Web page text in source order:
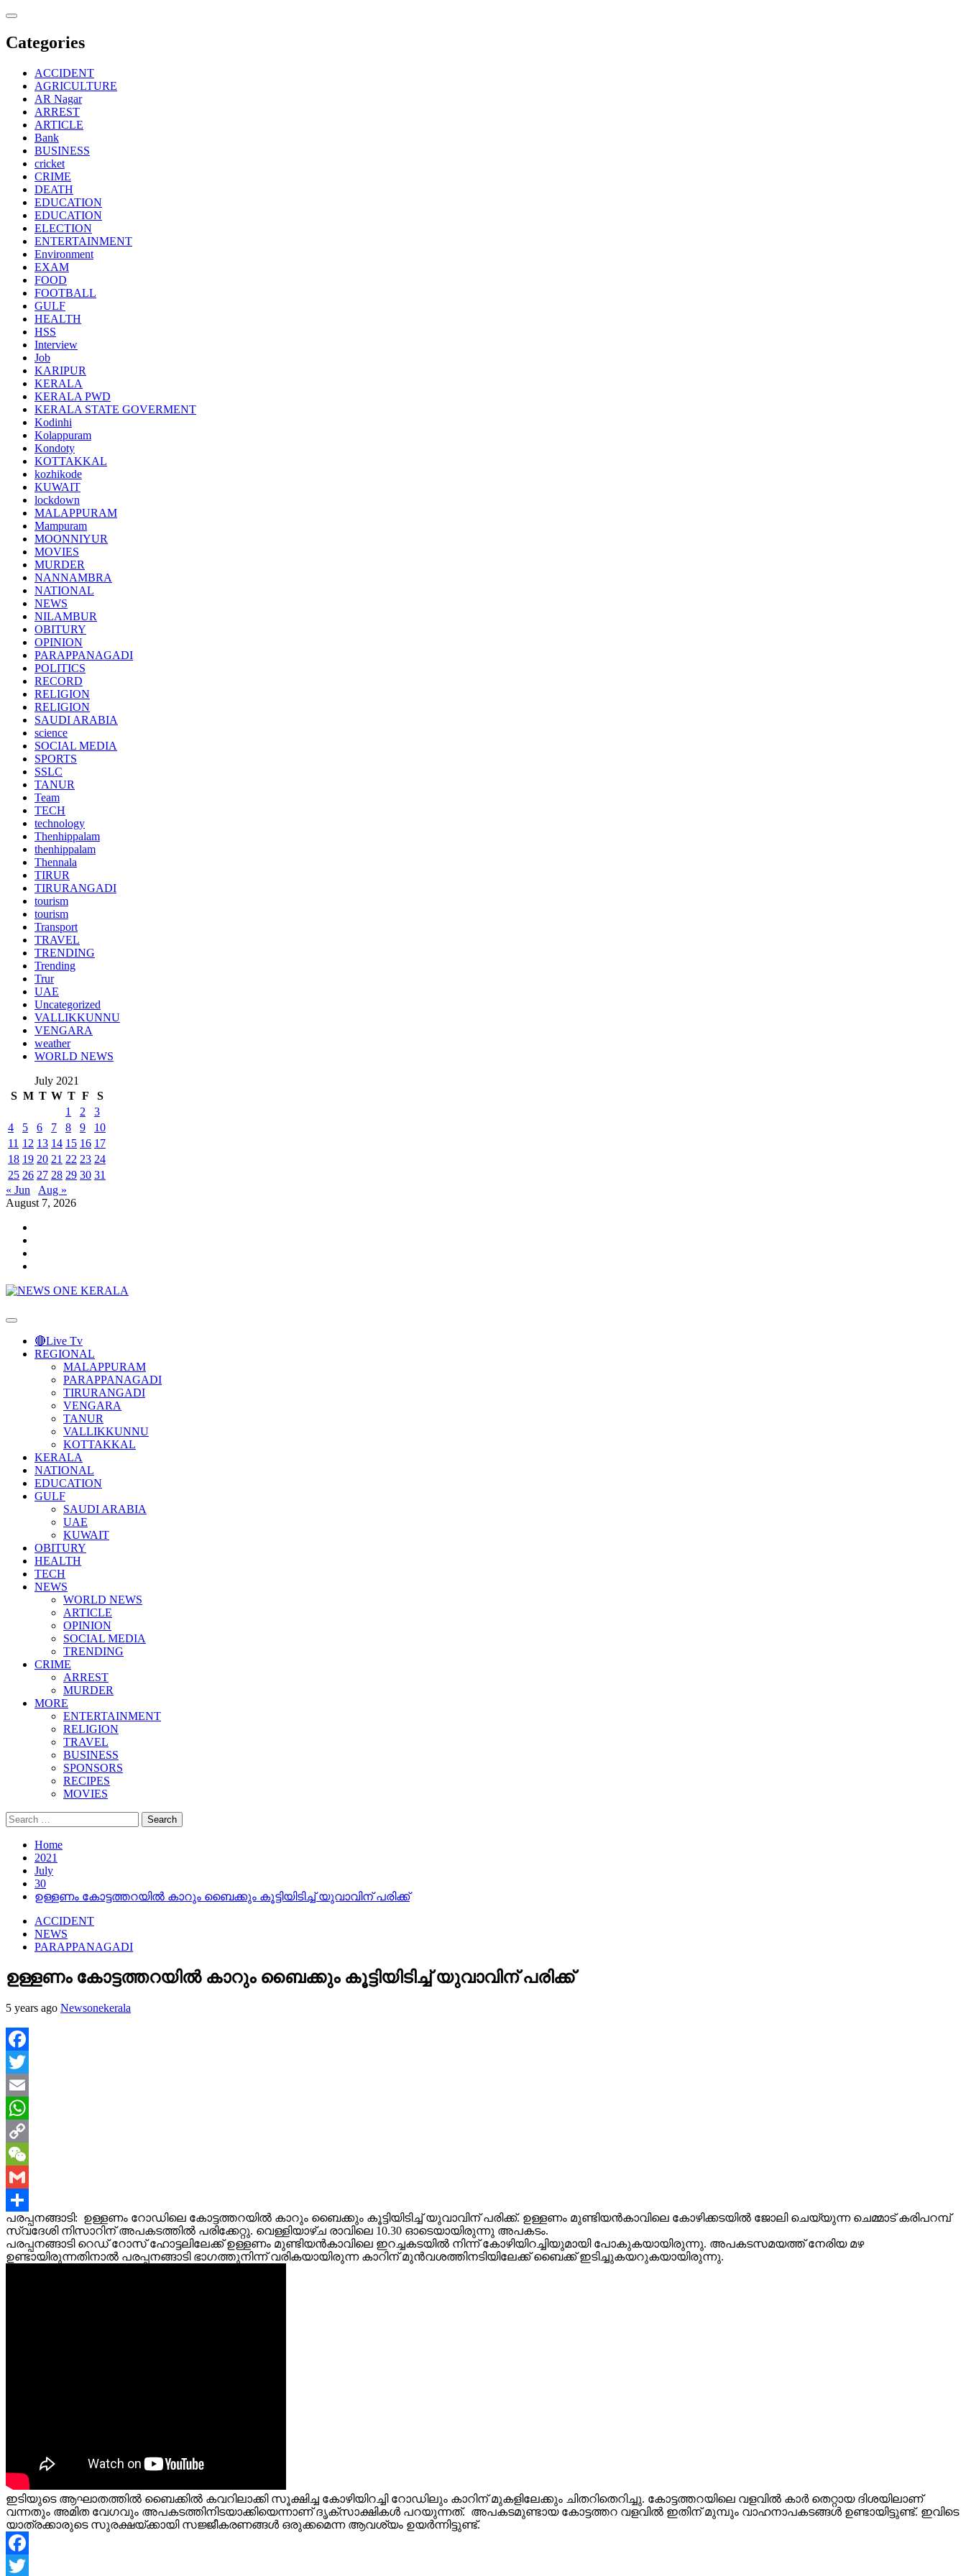
Skip
content
Categories
ACCIDENT
AGRICULTURE
AR Nagar
ARREST
ARTICLE
Bank
BUSINESS
cricket
CRIME
DEATH
EDUCATION
EDUCATION
ELECTION
ENTERTAINMENT
Environment
EXAM
FOOD
FOOTBALL
GULF
HEALTH
HSS
Interview
Job
KARIPUR
KERALA
KERALA PWD
KERALA STATE GOVERMENT
Kodinhi
Kolappuram
Kondoty
KOTTAKKAL
kozhikode
KUWAIT
lockdown
MALAPPURAM
Mampuram
MOONNIYUR
MOVIES
MURDER
NANNAMBRA
NATIONAL
NEWS
NILAMBUR
OBITURY
OPINION
PARAPPANAGADI
POLITICS
RECORD
RELIGION
RELIGION
SAUDI ARABIA
science
SOCIAL MEDIA
SPORTS
SSLC
TANUR
Team
TECH
technology
Thenhippalam
thenhippalam
Thennala
TIRUR
TIRURANGADI
tourism
tourism
Transport
TRAVEL
TRENDING
Trending
Trur
UAE
Uncategorized
VALLIKKUNNU
VENGARA
weather
WORLD NEWS
July 2021
S M T W T F
S
1
2
3
4
5 6 7 8 9
10
11 12 13 14 15 16 17
18 19 20 21 22 23 24
25 26 27 28 29 30 31
« Jun
Aug »
August 7, 2026
Primary
🔴Live Tv
REGIONAL
MALAPPURAM
PARAPPANAGADI
TIRURANGADI
VENGARA
TANUR
VALLIKKUNNU
KOTTAKKAL
KERALA
NATIONAL
EDUCATION
GULF
SAUDI ARABIA
UAE
KUWAIT
OBITURY
HEALTH
TECH
NEWS
WORLD NEWS
ARTICLE
OPINION
SOCIAL MEDIA
TRENDING
CRIME
ARREST
MURDER
MORE
ENTERTAINMENT
RELIGION
TRAVEL
BUSINESS
SPONSORS
RECIPES
MOVIES
Search
for:
Home
2021
July
30
ഉള്ളണം കോട്ടത്തറയില്‍ കാറും ബൈക്കും കൂട്ടിയിടിച്ച് യുവാവിന് പരിക്ക്
ACCIDENT
NEWS
PARAPPANAGADI
ഉള്ളണം കോട്ടത്തറയില്‍ കാറും ബൈക്കും കൂട്ടിയിടിച്ച് യുവാവിന് പരിക്ക്
5 years ago Newsonekerala
Facebook
Twitter
Email
WhatsApp
Copy
Link
WeChat
Gmail
Share
പരപ്പനങ്ങാടി: ഉള്ളണം റോഡിലെ കോട്ടത്തറയില്‍ കാറും ബൈക്കും കൂട്ടിയിടിച്ച് യുവാവിന് പരിക്ക്. ഉള്ളണം മുണ്ടിയന്‍കാവിലെ കോഴിക്കടയില്‍ ജോലി ചെയ്യുന്ന ചെമ്മാട് കരിപറമ്പ്
സ്വദേശി നിസാറിന് അപകടത്തില്‍ പരിക്കേറ്റു. വെള്ളിയാഴ്ച രാവിലെ 10.30 ഓടെയായിരുന്നു അപകടം.
പരപ്പനങ്ങാടി റെഡ് റോസ് ഹോട്ടലിലേക്ക് ഉള്ളണം മുണ്ടിയന്‍കാവിലെ ഇറച്ചകടയില്‍ നിന്ന് കോഴിയിറച്ചിയുമായി പോകുകയായിരുന്നു. അപകടസമയത്ത് നേരിയ മഴ
ഉണ്ടായിരുന്നതിനാല്‍ പരപ്പനങ്ങാടി ഭാഗത്തുനിന്ന് വരികയായിരുന്ന കാറിന് മുന്‍വശത്തിനടിയിലേക്ക് ബൈക്ക് ഇടിച്ചുകയറുകയായിരുന്നു.
ഇടിയുടെ ആഘാതത്തില്‍ ബൈക്കില്‍ കവറിലാക്കി സൂക്ഷിച്ച കോഴിയിറച്ചി റോഡിലും കാറിന് മുകളിലേക്കും ചിതറിതെറിച്ചു. കോട്ടത്തറയിലെ വളവില്‍ കാര്‍ തെറ്റായ ദിശയിലാണ്
വന്നതും അമിത വേഗവും അപകടത്തിനിടയാക്കിയെന്നാണ് ദൃക്‌സാക്ഷികള്‍ പറയുന്നത്. അപകടമുണ്ടായ കോട്ടത്തറ വളവില്‍ ഇതിന് മുമ്പും വാഹനാപകടങ്ങള്‍ ഉണ്ടായിട്ടുണ്ട്. ഇവിടെ
യാത്രക്കാരുടെ സുരക്ഷയ്ക്കായി സജ്ജീകരണങ്ങള്‍ ഒരുക്കമെന്ന ആവശ്യം ഉയര്‍ന്നിട്ടുണ്ട്.
Facebook